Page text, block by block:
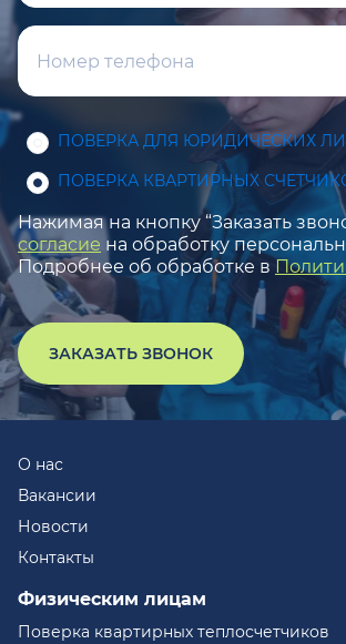
ПОВЕРКА ДЛЯ ЮРИДИЧЕСКИХ
ПОВЕРКА КВАРТИРНЫХ
Нажимая на кнопку “Заказать
согласие на обработку
Подробнее об обработке в
ЗАКАЗАТЬ ЗВОНОК
О нас
Вакансии
Новости
Контакты
Физическим лицам
Поверка квартирных теплосчетчиков